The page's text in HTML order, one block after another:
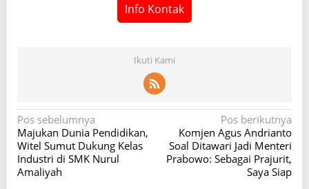
Info Kontak
Ikuti Kami
N
a
v
i
Pos sebelumnya
Majukan Dunia Pendidikan,
Witel Sumut Dukung Kelas
Industri di SMK Nurul
Amaliyah
Pos berikutnya
Komjen Agus Andrianto
Soal Ditawari Jadi Menteri
Prabowo: Sebagai Prajurit,
Saya Siap